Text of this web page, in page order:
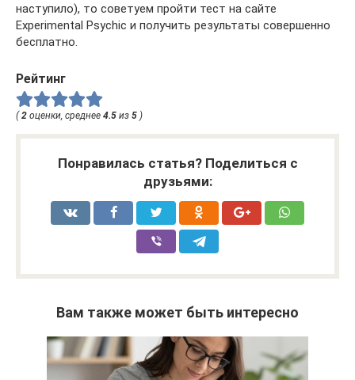
наступило), то советуем пройти тест на сайте
Experimental Psychic и получить результаты совершенно
бесплатно.
Рейтинг
( 2 оценки, среднее 4.5 из 5 )
Понравилась статья? Поделиться с
друзьями:
Вам также может быть интересно